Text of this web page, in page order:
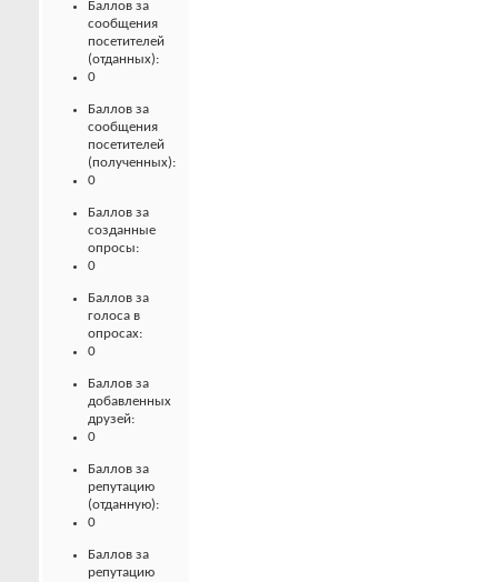
Баллов за
сообщения
посетителей
(отданных):
0
Баллов за
сообщения
посетителей
(полученных):
0
Баллов за
созданные
опросы:
0
Баллов за
голоса в
опросах:
0
Баллов за
добавленных
друзей:
0
Баллов за
репутацию
(отданную):
0
Баллов за
репутацию